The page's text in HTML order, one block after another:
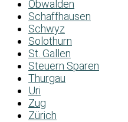
Obwalden
Schaffhausen
Schwyz
Solothurn
St. Gallen
Steuern Sparen
Thurgau
Uri
Zug
Zürich